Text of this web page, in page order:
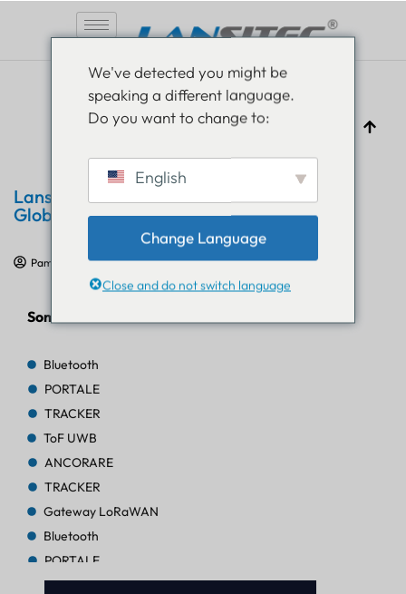
Lansitec si dirige all'IoT Tech Expo
Global 2026 di Londra
Pam Luthra 13 dicembre 2025 Eventi
Sommario
Bluetooth
PORTALE
TRACKER
ToF UWB
ANCORARE
TRACKER
Gateway LoRaWAN
Bluetooth
PORTALE
TRACKER
We've detected you might be
speaking a different language.
Do you want to change to:
English
Change Language
Close and do not switch language